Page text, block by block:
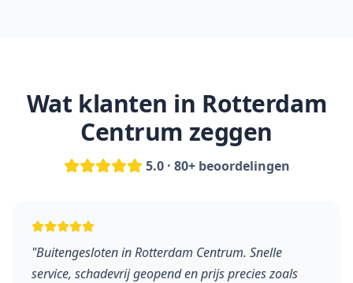
Wat klanten in Rotterdam
Centrum zeggen
5.0 · 80+ beoordelingen
"Buitengesloten in Rotterdam Centrum. Snelle
service, schadevrij geopend en prijs precies zoals